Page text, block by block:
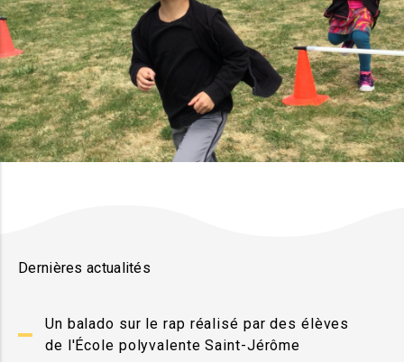
Dernières actualités
Un balado sur le rap réalisé par des élèves
de l'École polyvalente Saint-Jérôme